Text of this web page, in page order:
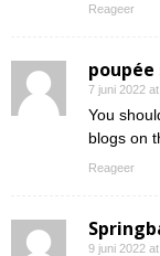
Reageer
poupée
7 juni 2022
You
blogs on
Reageer
9 juni 2022